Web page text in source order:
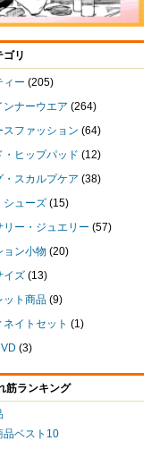
ゴリ
ィー (205)
ンナーウエア (264)
スファッション (64)
・ヒップパッド (12)
・スカルプケア (38)
シューズ (15)
リー・ジュエリー (57)
ョン小物 (20)
イズ (13)
ット商品 (9)
ネイトセット (1)
(3)
筋ランキング
品ベスト10